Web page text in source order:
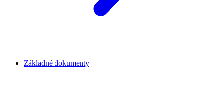
Základné dokumenty